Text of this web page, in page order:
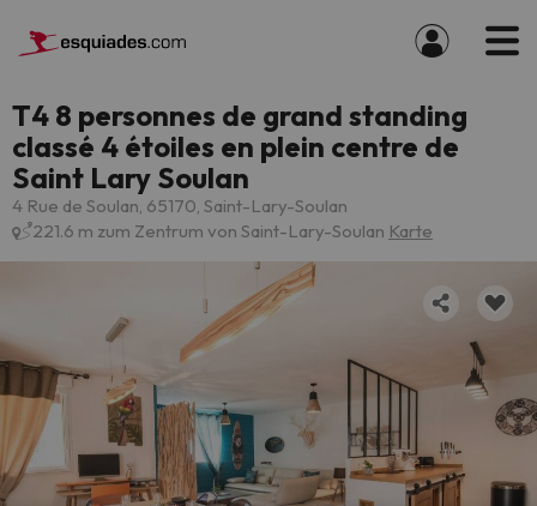
T4 8 personnes de grand standing
classé 4 étoiles en plein centre de
Saint Lary Soulan
4 Rue de Soulan, 65170, Saint-Lary-Soulan
221.6 m zum Zentrum von Saint-Lary-Soulan Karte